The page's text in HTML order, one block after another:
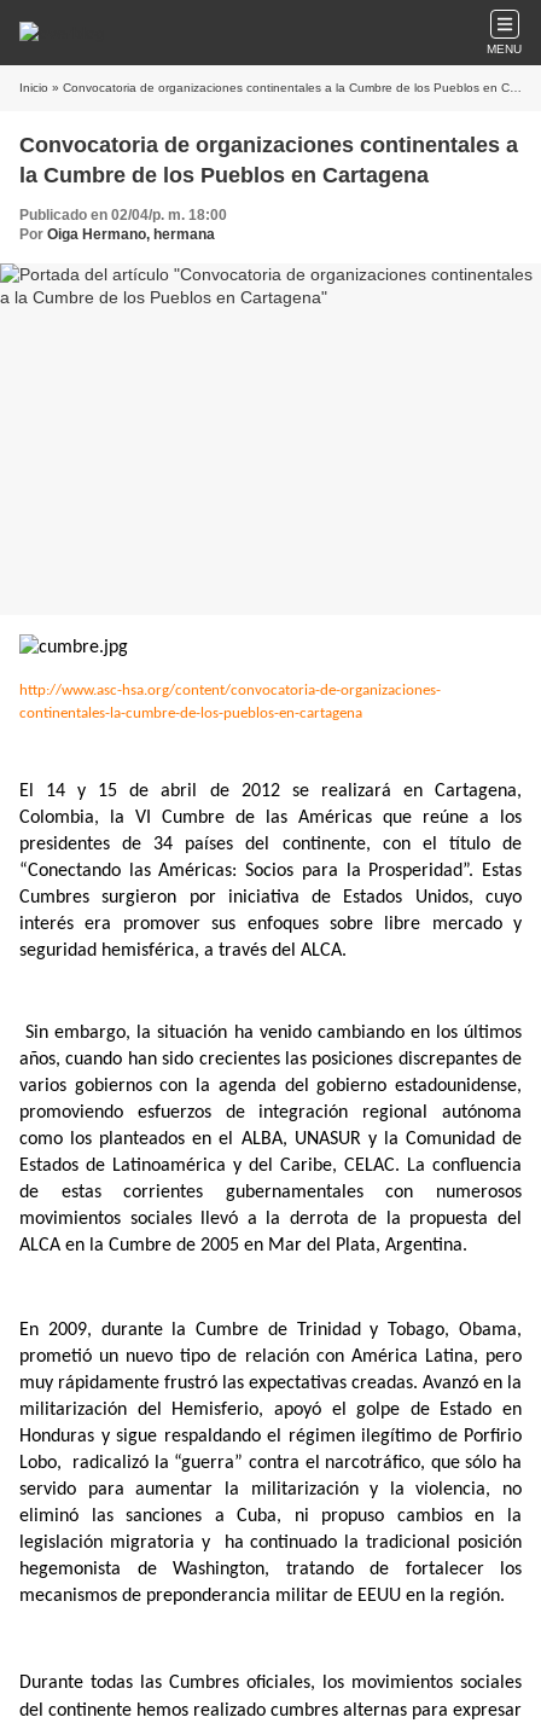
MENU
Inicio » Convocatoria de organizaciones continentales a la Cumbre de los Pueblos en Cartagena
Convocatoria de organizaciones continentales a
la Cumbre de los Pueblos en Cartagena
Publicado en 02/04/p. m. 18:00
Por Oiga Hermano, hermana
http://www.asc-hsa.org/content/convocatoria-de-organizaciones-
continentales-la-cumbre-de-los-pueblos-en-cartagena
El 14 y 15 de abril de 2012 se realizará en Cartagena,
Colombia, la VI Cumbre de las Américas que reúne a los
presidentes de 34 países del continente, con el título de
“Conectando las Américas: Socios para la Prosperidad”. Estas
Cumbres surgieron por iniciativa de Estados Unidos, cuyo
interés era promover sus enfoques sobre libre mercado y
seguridad hemisférica, a través del ALCA.
Sin embargo, la situación ha venido cambiando en los últimos
años, cuando han sido crecientes las posiciones discrepantes de
varios gobiernos con la agenda del gobierno estadounidense,
promoviendo esfuerzos de integración regional autónoma
como los planteados en el ALBA, UNASUR y la Comunidad de
Estados de Latinoamérica y del Caribe, CELAC. La confluencia
de estas corrientes gubernamentales con numerosos
movimientos sociales llevó a la derrota de la propuesta del
ALCA en la Cumbre de 2005 en Mar del Plata, Argentina.
En 2009, durante la Cumbre de Trinidad y Tobago, Obama,
prometió un nuevo tipo de relación con América Latina, pero
muy rápidamente frustró las expectativas creadas. Avanzó en la
militarización del Hemisferio, apoyó el golpe de Estado en
Honduras y sigue respaldando el régimen ilegítimo de Porfirio
Lobo,
radicalizó la “guerra” contra el narcotráfico, que sólo ha
servido para aumentar la militarización y la violencia, no
eliminó las sanciones a Cuba, ni propuso cambios en la
legislación migratoria y
ha continuado la tradicional posición
hegemonista de Washington, tratando de fortalecer los
mecanismos de preponderancia militar de EEUU en la región.
Durante todas las Cumbres oficiales, los movimientos sociales
del continente hemos realizado cumbres alternas para expresar